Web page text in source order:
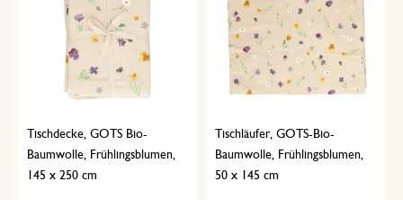
Tischdecke, GOTS Bio-
Baumwolle, Frühlingsblumen,
145 x 250 cm
Tischläufer, GOTS-Bio-
Baumwolle, Frühlingsblumen,
50 x 145 cm